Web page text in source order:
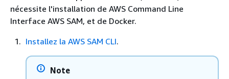
nécessite l'installation de AWS Command Line
Interface AWS SAM, et de Docker.
Installez la AWS SAM CLI.
Note